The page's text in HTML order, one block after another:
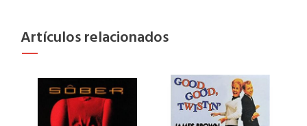
Artículos relacionados